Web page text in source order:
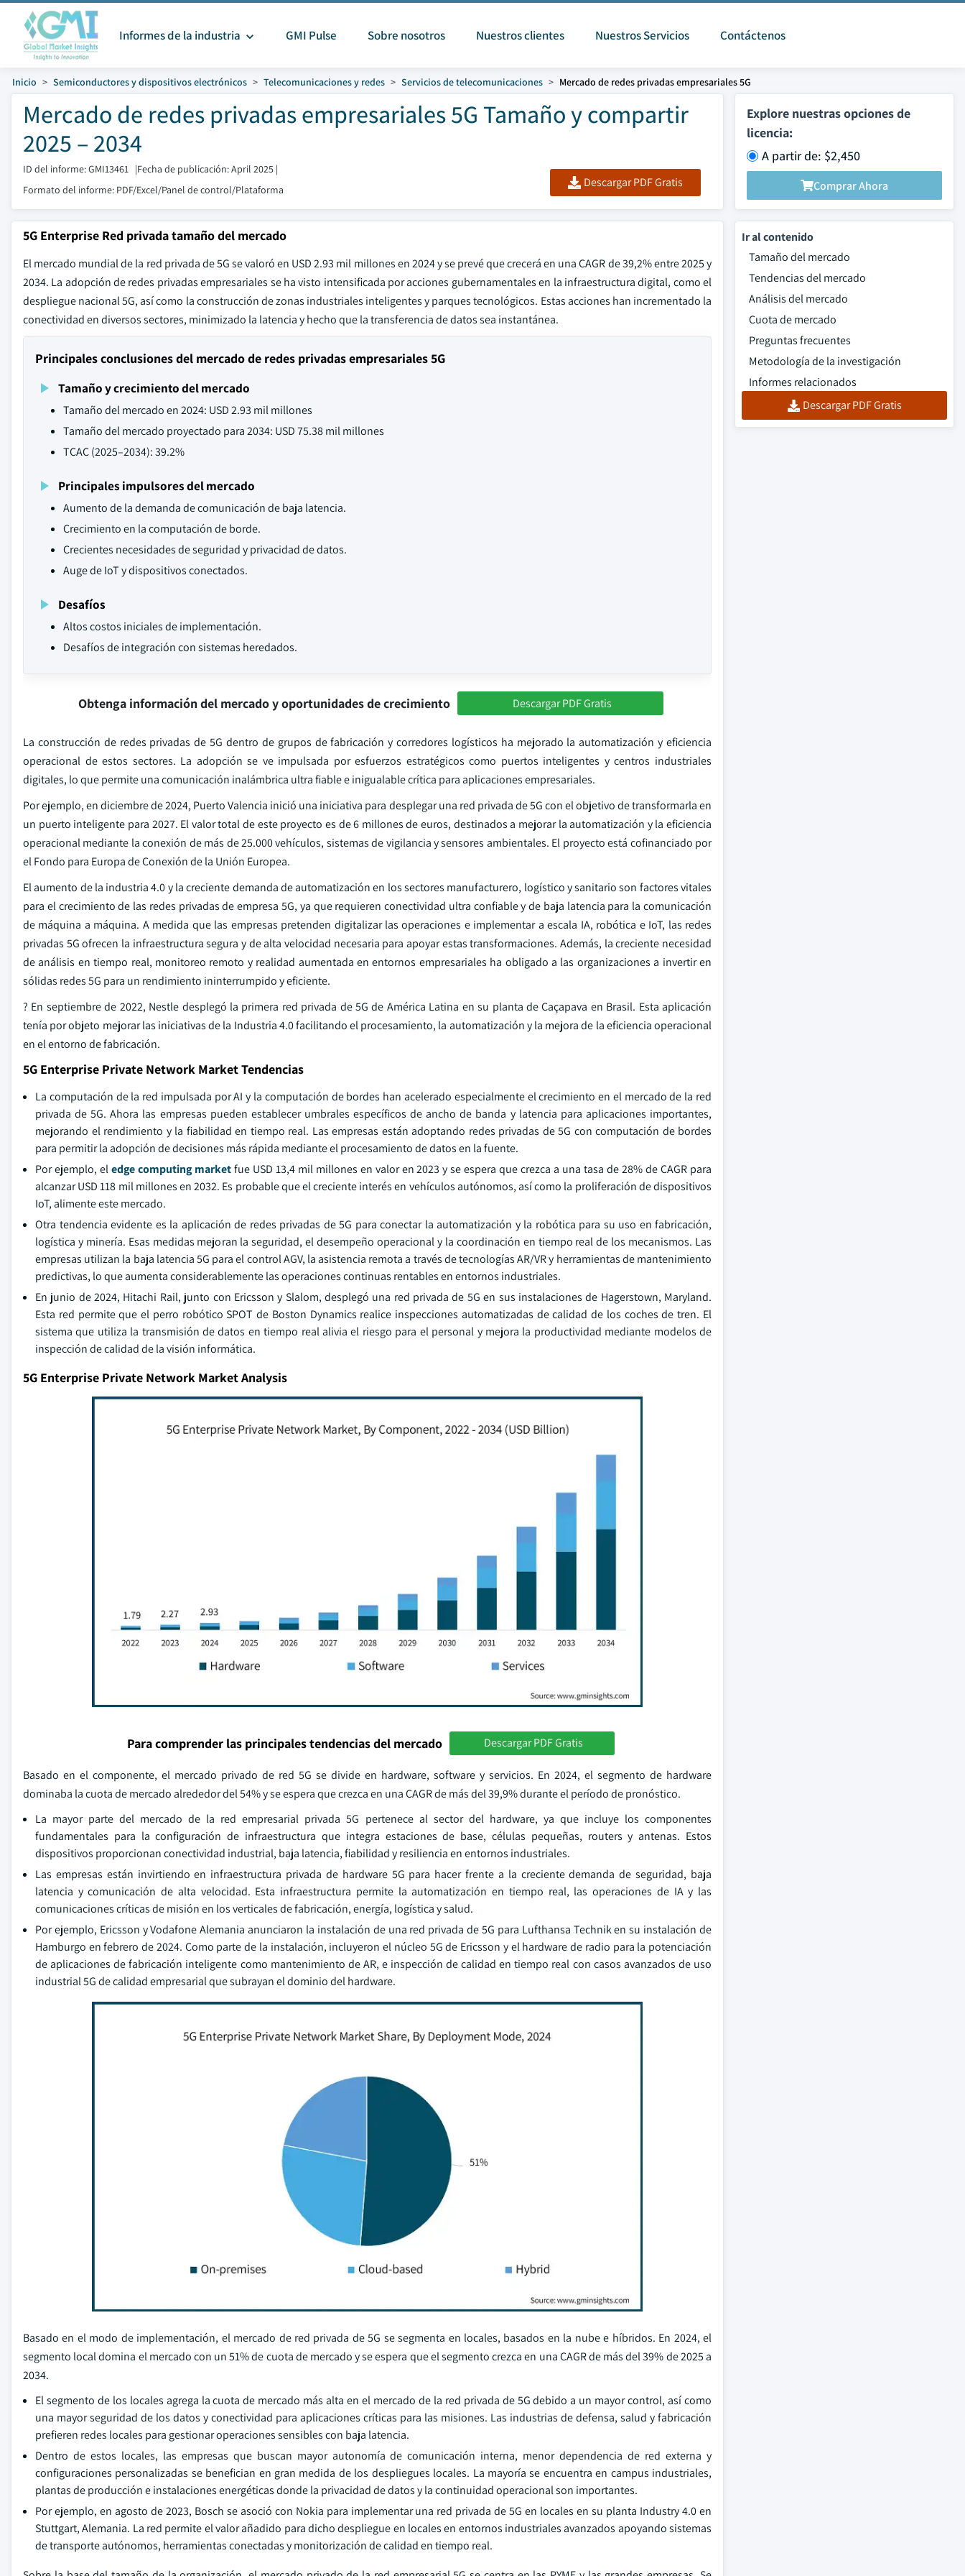
Informes de la industria GMI Pulse Sobre nosotros Nuestros clientes Nuestros Servicios Contáctenos
Inicio Semiconductores y dispositivos electrónicos Telecomunicaciones y redes Servicios de telecomunicaciones Mercado de redes privadas empresariales 5G
Mercado de redes privadas empresariales 5G Tamaño y compartir
2025 – 2034
ID del informe: GMI13461 |Fecha de publicación: April 2025 |
Formato del informe: PDF/Excel/Panel de control/Plataforma
Descargar PDF Gratis
Explore nuestras opciones de
licencia:
A partir de: $2,450
Comprar Ahora
5G Enterprise Red privada tamaño del mercado
El mercado mundial de la red privada de 5G se valoró en USD 2.93 mil millones en 2024 y se prevé que crecerá en una CAGR de 39,2% entre 2025 y
2034. La adopción de redes privadas empresariales se ha visto intensificada por acciones gubernamentales en la infraestructura digital, como el
despliegue nacional 5G, así como la construcción de zonas industriales inteligentes y parques tecnológicos. Estas acciones han incrementado la
conectividad en diversos sectores, minimizado la latencia y hecho que la transferencia de datos sea instantánea.
Principales conclusiones del mercado de redes privadas empresariales 5G
Tamaño y crecimiento del mercado
Tamaño del mercado en 2024: USD 2.93 mil millones
Tamaño del mercado proyectado para 2034: USD 75.38 mil millones
TCAC (2025–2034): 39.2%
Principales impulsores del mercado
Aumento de la demanda de comunicación de baja latencia.
Crecimiento en la computación de borde.
Crecientes necesidades de seguridad y privacidad de datos.
Auge de IoT y dispositivos conectados.
Desafíos
Altos costos iniciales de implementación.
Desafíos de integración con sistemas heredados.
Obtenga información del mercado y oportunidades de crecimiento Descargar PDF Gratis
La construcción de redes privadas de 5G dentro de grupos de fabricación y corredores logísticos ha mejorado la automatización y eficiencia
operacional de estos sectores. La adopción se ve impulsada por esfuerzos estratégicos como puertos inteligentes y centros industriales
digitales, lo que permite una comunicación inalámbrica ultra fiable e inigualable crítica para aplicaciones empresariales.
Por ejemplo, en diciembre de 2024, Puerto Valencia inició una iniciativa para desplegar una red privada de 5G con el objetivo de transformarla en
un puerto inteligente para 2027. El valor total de este proyecto es de 6 millones de euros, destinados a mejorar la automatización y la eficiencia
operacional mediante la conexión de más de 25.000 vehículos, sistemas de vigilancia y sensores ambientales. El proyecto está cofinanciado por
el Fondo para Europa de Conexión de la Unión Europea.
El aumento de la industria 4.0 y la creciente demanda de automatización en los sectores manufacturero, logístico y sanitario son factores vitales
para el crecimiento de las redes privadas de empresa 5G, ya que requieren conectividad ultra confiable y de baja latencia para la comunicación
de máquina a máquina. A medida que las empresas pretenden digitalizar las operaciones e implementar a escala IA, robótica e IoT, las redes
privadas 5G ofrecen la infraestructura segura y de alta velocidad necesaria para apoyar estas transformaciones. Además, la creciente necesidad
de análisis en tiempo real, monitoreo remoto y realidad aumentada en entornos empresariales ha obligado a las organizaciones a invertir en
sólidas redes 5G para un rendimiento ininterrumpido y eficiente.
? En septiembre de 2022, Nestle desplegó la primera red privada de 5G de América Latina en su planta de Caçapava en Brasil. Esta aplicación
tenía por objeto mejorar las iniciativas de la Industria 4.0 facilitando el procesamiento, la automatización y la mejora de la eficiencia operacional
en el entorno de fabricación.
5G Enterprise Private Network Market Tendencias
La computación de la red impulsada por AI y la computación de bordes han acelerado especialmente el crecimiento en el mercado de la red
privada de 5G. Ahora las empresas pueden establecer umbrales específicos de ancho de banda y latencia para aplicaciones importantes,
mejorando el rendimiento y la fiabilidad en tiempo real. Las empresas están adoptando redes privadas de 5G con computación de bordes
para permitir la adopción de decisiones más rápida mediante el procesamiento de datos en la fuente.
Por ejemplo, eledge computing marketfue USD 13,4 mil millones en valor en 2023 y se espera que crezca a una tasa de 28% de CAGR para
alcanzar USD 118 mil millones en 2032. Es probable que el creciente interés en vehículos autónomos, así como la proliferación de dispositivos
IoT, alimente este mercado.
Otra tendencia evidente es la aplicación de redes privadas de 5G para conectar la automatización y la robótica para su uso en fabricación,
logística y minería. Esas medidas mejoran la seguridad, el desempeño operacional y la coordinación en tiempo real de los mecanismos. Las
empresas utilizan la baja latencia 5G para el control AGV, la asistencia remota a través de tecnologías AR/VR y herramientas de mantenimiento
predictivas, lo que aumenta considerablemente las operaciones continuas rentables en entornos industriales.
En junio de 2024, Hitachi Rail, junto con Ericsson y Slalom, desplegó una red privada de 5G en sus instalaciones de Hagerstown, Maryland.
Esta red permite que el perro robótico SPOT de Boston Dynamics realice inspecciones automatizadas de calidad de los coches de tren. El
sistema que utiliza la transmisión de datos en tiempo real alivia el riesgo para el personal y mejora la productividad mediante modelos de
inspección de calidad de la visión informática.
5G Enterprise Private Network Market Analysis
Para comprender las principales tendencias del mercado Descargar PDF Gratis
Basado en el componente, el mercado privado de red 5G se divide en hardware, software y servicios. En 2024, el segmento de hardware
dominaba la cuota de mercado alrededor del 54% y se espera que crezca en una CAGR de más del 39,9% durante el período de pronóstico.
La mayor parte del mercado de la red empresarial privada 5G pertenece al sector del hardware, ya que incluye los componentes
fundamentales para la configuración de infraestructura que integra estaciones de base, células pequeñas, routers y antenas. Estos
dispositivos proporcionan conectividad industrial, baja latencia, fiabilidad y resiliencia en entornos industriales.
Las empresas están invirtiendo en infraestructura privada de hardware 5G para hacer frente a la creciente demanda de seguridad, baja
latencia y comunicación de alta velocidad. Esta infraestructura permite la automatización en tiempo real, las operaciones de IA y las
comunicaciones críticas de misión en los verticales de fabricación, energía, logística y salud.
Por ejemplo, Ericsson y Vodafone Alemania anunciaron la instalación de una red privada de 5G para Lufthansa Technik en su instalación de
Hamburgo en febrero de 2024. Como parte de la instalación, incluyeron el núcleo 5G de Ericsson y el hardware de radio para la potenciación
de aplicaciones de fabricación inteligente como mantenimiento de AR, e inspección de calidad en tiempo real con casos avanzados de uso
industrial 5G de calidad empresarial que subrayan el dominio del hardware.
Basado en el modo de implementación, el mercado de red privada de 5G se segmenta en locales, basados en la nube e híbridos. En 2024, el
segmento local domina el mercado con un 51% de cuota de mercado y se espera que el segmento crezca en una CAGR de más del 39% de 2025 a
2034.
El segmento de los locales agrega la cuota de mercado más alta en el mercado de la red privada de 5G debido a un mayor control, así como
una mayor seguridad de los datos y conectividad para aplicaciones críticas para las misiones. Las industrias de defensa, salud y fabricación
prefieren redes locales para gestionar operaciones sensibles con baja latencia.
Dentro de estos locales, las empresas que buscan mayor autonomía de comunicación interna, menor dependencia de red externa y
configuraciones personalizadas se benefician en gran medida de los despliegues locales. La mayoría se encuentra en campus industriales,
plantas de producción e instalaciones energéticas donde la privacidad de datos y la continuidad operacional son importantes.
Por ejemplo, en agosto de 2023, Bosch se asoció con Nokia para implementar una red privada de 5G en locales en su planta Industry 4.0 en
Stuttgart, Alemania. La red permite el valor añadido para dicho despliegue en locales en entornos industriales avanzados apoyando sistemas
de transporte autónomos, herramientas conectadas y monitorización de calidad en tiempo real.
Ir al contenido
Tamaño del mercado
Tendencias del mercado
Análisis del mercado
Cuota de mercado
Preguntas frecuentes
Metodología de la investigación
Informes relacionados
Descargar PDF Gratis